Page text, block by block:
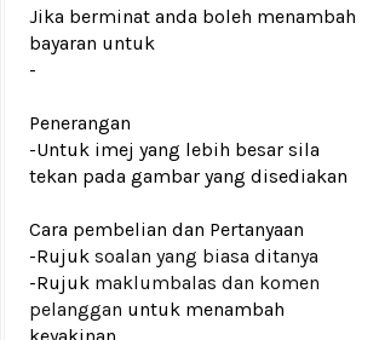
Jika berminat anda boleh menambah
bayaran untuk
-
Penerangan
-Untuk imej yang lebih besar sila
tekan pada gambar yang disediakan
Cara pembelian dan Pertanyaan
-Rujuk soalan yang biasa ditanya
-Rujuk maklumbalas dan komen
pelanggan untuk menambah